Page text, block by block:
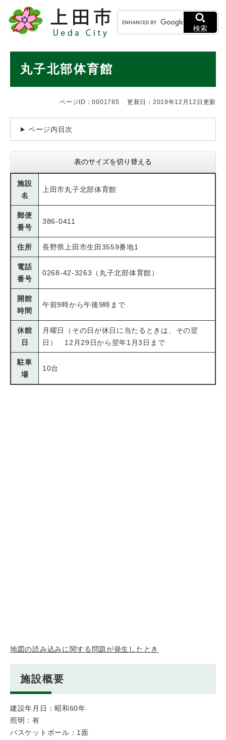
メニューを飛ばして本文へ
キ
ー
ワ
検索
丸子北部体育館
ページID：0001785 更新日：2019年12月12日更新
ページ内目次
表のサイズを切り替える
施設
名
上田市丸子北部体育館
郵便
番号
386-0411
住所 長野県上田市生田3559番地1
電話
番号
0268-42-3263（丸子北部体育館）
開館
時間
午前9時から午後9時まで
休館
日
月曜日（その日が休日に当たるときは、その翌
日） 12月29日から翌年1月3日まで
駐車
場
10台
地図の読み込みに関する問題が発生したとき
施設概要
建設年月日：昭和60年
照明：有
バスケットボール：1面